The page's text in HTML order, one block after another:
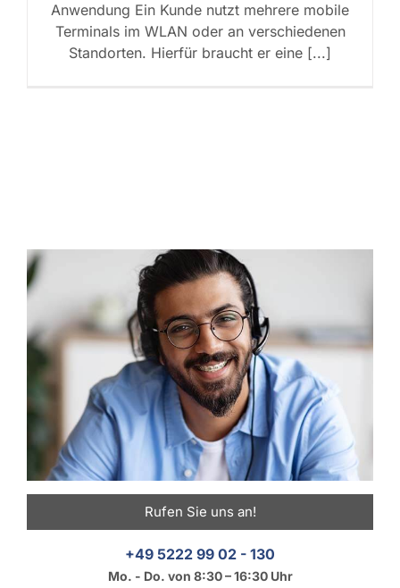
Anwendung Ein Kunde nutzt mehrere mobile
Terminals im WLAN oder an verschiedenen
Standorten. Hierfür braucht er eine [...]
Rufen Sie uns an!
+49 5222 99 02 - 130
Mo. - Do. von 8:30 – 16:30 Uhr